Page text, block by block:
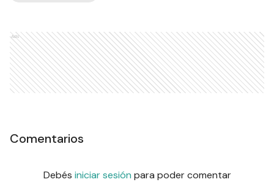
Ads
Comentarios
Debés iniciar sesión para poder comentar